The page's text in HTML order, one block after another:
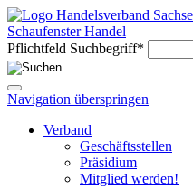
Schaufenster Handel
Pflichtfeld Suchbegriff*
Navigation überspringen
Verband
Geschäftsstellen
Präsidium
Mitglied werden!